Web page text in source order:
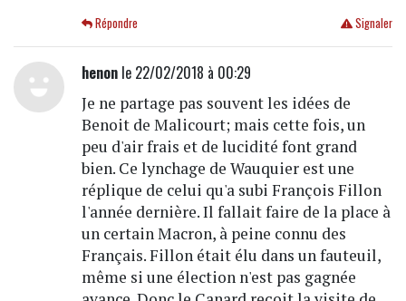
Signaler
Répondre
henonle 22/02/2018 à 00:29
Je ne partage pas souvent les idées de
Benoit de Malicourt; mais cette fois, un
peu d'air frais et de lucidité font grand
bien. Ce lynchage de Wauquier est une
réplique de celui qu'a subi François Fillon
l'année dernière. Il fallait faire de la place à
un certain Macron, à peine connu des
Français. Fillon était élu dans un fauteuil,
même si une élection n'est pas gagnée